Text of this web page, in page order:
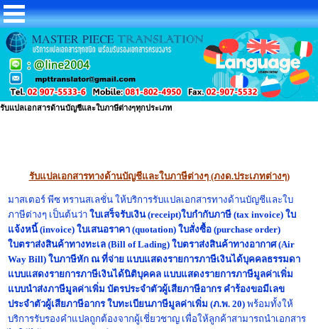
รับแปลเอกสารด้านบัญชีและใบภาษีต่างๆทุกประเภท
รับแปลเอกสารทางด้านบัญชีและใบภาษีต่างๆ (ภงด.ประเภทต่างๆ)
มาสเตอร์ พีซ ทรานสเลชั่น ให้บริการรับแปลเอกสารทางด้านบัญชีและใบ
ภาษีต่างๆ เป็นต้นว่าใบเสร็จรับเงิน (receipt)ใบกำกับภาษี (tax invoice) ใบ
แจ้งหนี้ (invoice) ใบเสนอราคา (quotation) ใบสั่งซื้อ (purchase order)
ใบตราส่งสินค้าทางทะเล (Bill of Lading)ใบตราส่งสินค้าทางอากาศ (Air
Way Bill) ใบภาษีหัก ณ ที่จ่าย แบบแสดงรายการภาษีเงินได้บุคคลธรรมดา
แบบแสดงรายการภาษีเงินได้นิติบุคคล แบบแสดงรายการภาษีมูลค่าเพิ่ม
แบบนำส่งภาษีมูลค่าเพิ่ม บัตรประจำตัวผู้เสียภาษีอากร คำร้องขอมีเลข
ประจำตัวผู้เสียภาษีอากร ใบทะเบียนภาษีมูลค่าเพิ่ม (ภ.พ. 20)พร้อมทั้งให้
บริการรับรองคำแปลถูกต้องจากผู้เชี่ยวชาญ เพื่อให้ลูกค้าสามารถนำเอกสาร